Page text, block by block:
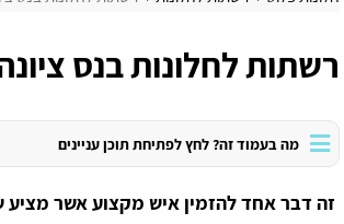
רשתות לחלונות בנס
מה בעמוד זה? לחץ לפתיחת תוכן עניינים
זה דבר אחד להזמין איש מקצוע אשר מציע